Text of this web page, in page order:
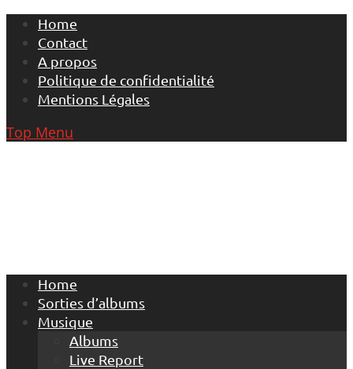
Skip
content
Home
Contact
A propos
Politique de confidentialité
Mentions Légales
Top Menu
Home
Sorties d’albums
Musique
Albums
Live Report